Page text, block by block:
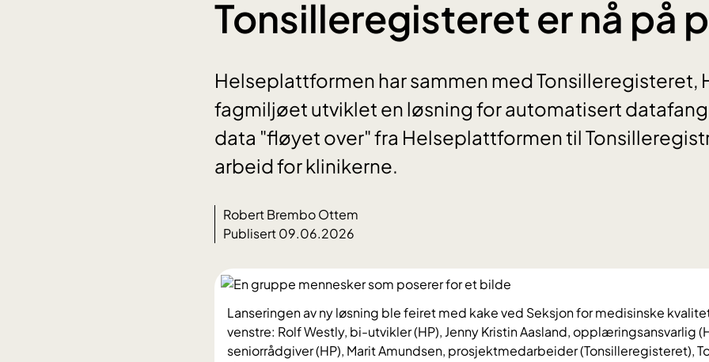
Tonsilleregisteret er nå på
Helseplattformen har sammen med Tonsilleregisteret,
fagmiljøet utviklet en løsning for automatisert
data "fløyet over" fra Helseplattformen til
arbeid for klinikerne.
Robert Brembo Ottem
Publisert 09.06.2026
Lanseringen av ny løsning ble feiret med kake ved Seksjon for medisinske
venstre: Rolf Westly, bi-utvikler (HP), Jenny Kristin Aasland, opplæringsansvarlig
seniorrådgiver (HP), Marit Amundsen, prosjektmedarbeider (Tonsilleregisteret),